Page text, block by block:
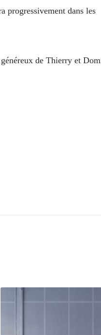
progressivement dans les
de Thierry et